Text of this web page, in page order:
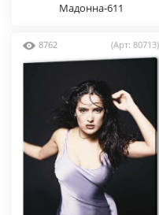
Мадонна-611
8762 (Арт: 80713)